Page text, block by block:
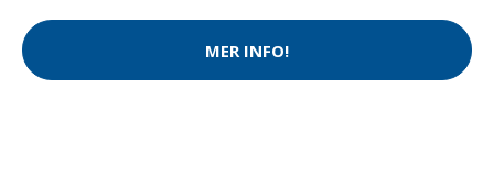
MER INFO!